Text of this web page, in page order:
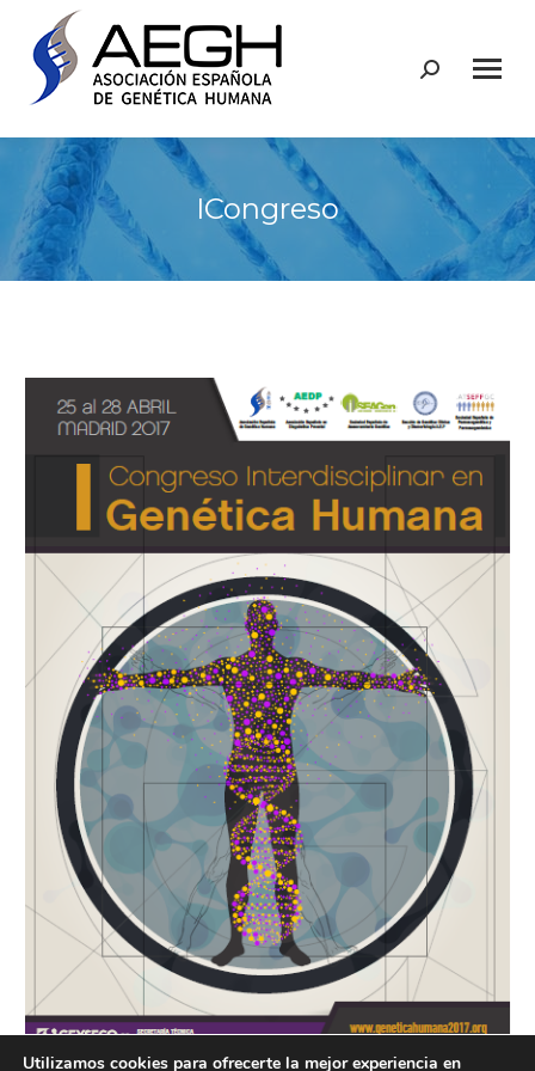
Buscar:
ICongreso
Utilizamos cookies para ofrecerte la mejor experiencia en